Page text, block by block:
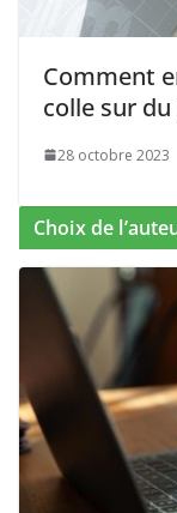
Comment
colle sur du
28 octobre 2023
Choix de